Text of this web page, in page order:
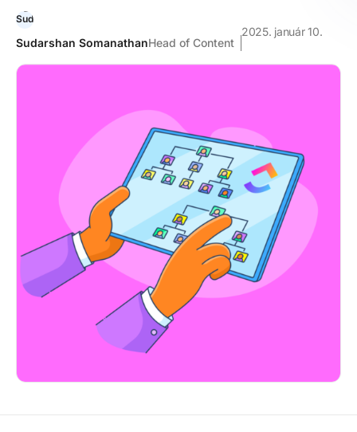
Sudarshan SomanathanHead of Content
2025. január 10.